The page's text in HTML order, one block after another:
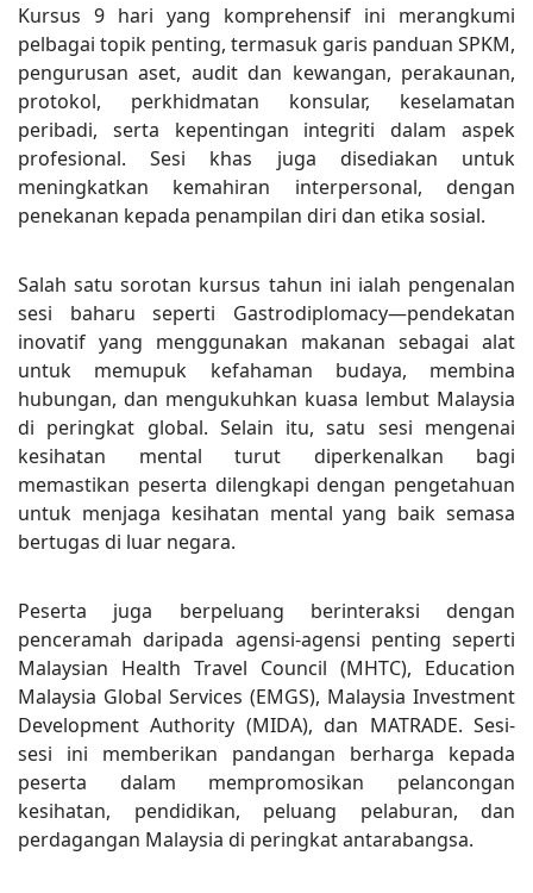
Kursus 9 hari yang komprehensif ini merangkumi
pelbagai topik penting, termasuk garis panduan SPKM,
pengurusan aset, audit dan kewangan, perakaunan,
protokol, perkhidmatan konsular, keselamatan
peribadi, serta kepentingan integriti dalam aspek
profesional. Sesi khas juga disediakan untuk
meningkatkan kemahiran interpersonal, dengan
penekanan kepada penampilan diri dan etika sosial.
Salah satu sorotan kursus tahun ini ialah pengenalan
sesi baharu seperti Gastrodiplomacy—pendekatan
inovatif yang menggunakan makanan sebagai alat
untuk memupuk kefahaman budaya, membina
hubungan, dan mengukuhkan kuasa lembut Malaysia
di peringkat global. Selain itu, satu sesi mengenai
kesihatan mental turut diperkenalkan bagi
memastikan peserta dilengkapi dengan pengetahuan
untuk menjaga kesihatan mental yang baik semasa
bertugas di luar negara.
Peserta juga berpeluang berinteraksi dengan
penceramah daripada agensi-agensi penting seperti
Malaysian Health Travel Council (MHTC), Education
Malaysia Global Services (EMGS), Malaysia Investment
Development Authority (MIDA), dan MATRADE. Sesi-
sesi ini memberikan pandangan berharga kepada
peserta dalam mempromosikan pelancongan
kesihatan, pendidikan, peluang pelaburan, dan
perdagangan Malaysia di peringkat antarabangsa.